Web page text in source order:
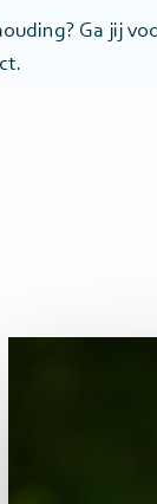
Ga jij